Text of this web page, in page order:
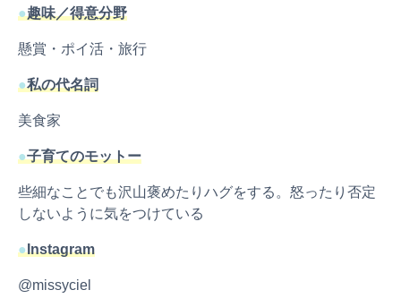
●趣味／得意分野
懸賞・ポイ活・旅行
●私の代名詞
美食家
●子育てのモットー
些細なことでも沢山褒めたりハグをする。怒ったり否定
しないように気をつけている
●Instagram
@missyciel